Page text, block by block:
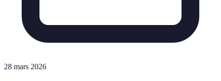
28 mars 2026